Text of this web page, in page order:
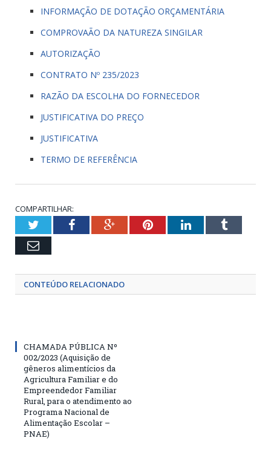
INFORMAÇÃO DE DOTAÇÃO ORÇAMENTÁRIA
COMPROVAÃO DA NATUREZA SINGILAR
AUTORIZAÇÃO
CONTRATO Nº 235/2023
RAZÃO DA ESCOLHA DO FORNECEDOR
JUSTIFICATIVA DO PREÇO
JUSTIFICATIVA
TERMO DE REFERÊNCIA
COMPARTILHAR:
TwitterFacebookGoogle+PinterestLinkedInTumblr
Email
CONTEÚDO RELACIONADO
CHAMADA PÚBLICA Nº
002/2023 (Aquisição de
gêneros alimentícios da
Agricultura Familiar e do
Empreendedor Familiar
Rural, para o atendimento ao
Programa Nacional de
Alimentação Escolar –
PNAE)